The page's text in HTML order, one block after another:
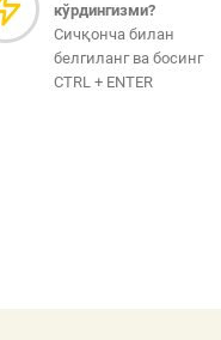
кўрдингизми?
Сичқонча билан
белгиланг ва босинг
CTRL + ENTER